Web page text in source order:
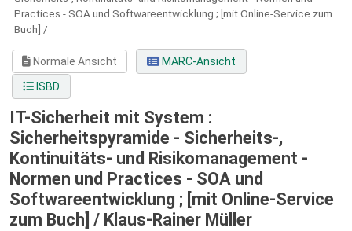
Practices - SOA und Softwareentwicklung ; [mit Online-Service zum
Buch] /
Normale Ansicht
MARC-Ansicht
ISBD
IT-Sicherheit mit System :
Sicherheitspyramide - Sicherheits-,
Kontinuitäts- und Risikomanagement -
Normen und Practices - SOA und
Softwareentwicklung ; [mit Online-Service
zum Buch] / Klaus-Rainer Müller